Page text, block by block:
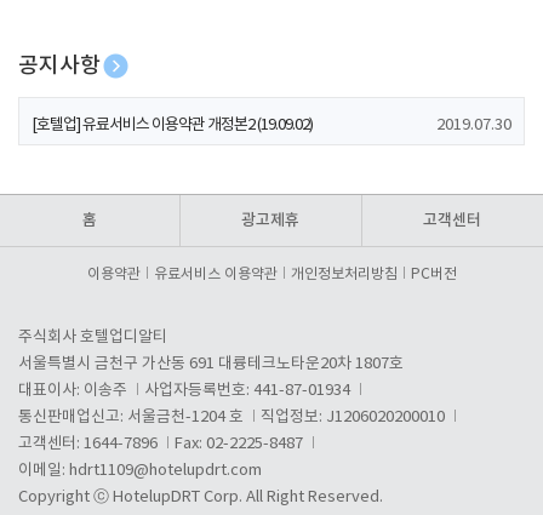
공지사항
[호텔업] 개인정보 처리방침 개정본1 (19.09.02)
[호텔업] 유료서비스 이용약관 개정본2 (19.09.02) 2019.07.30
홈 광고제휴 고객센터
이용약관 유료서비스 이용약관 개인정보처리방침 PC버전
주식회사 호텔업디알티
서울특별시 금천구 가산동 691 대륭테크노타운20차 1807호
대표이사: 이송주
사업자등록번호: 441-87-01934
통신판매업신고: 서울금천-1204 호
직업정보: J1206020200010
고객센터: 1644-7896
Fax: 02-2225-8487
이메일: hdrt1109@hotelupdrt.com
Copyright ⓒ HotelupDRT Corp. All Right Reserved.